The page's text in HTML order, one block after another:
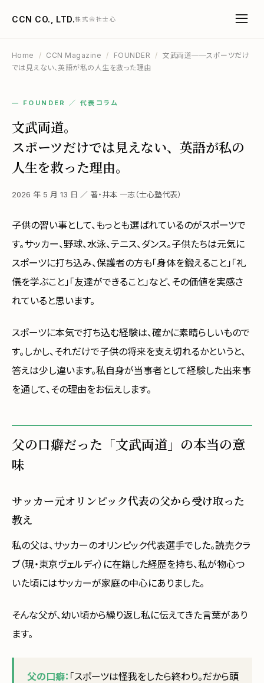
CCN CO., LTD.株式会社士心
Home / CCN Magazine / FOUNDER / 文武両道──スポーツだけ
では見えない、英語が私の人生を救った理由
— FOUNDER ／ 代表コラム
文武両道。
スポーツだけでは見えない、英語が私の
人生を救った理由。
2026 年 5 月 13 日 ／ 著・井本 一志（士心塾代表）
子供の習い事として、もっとも選ばれているのがスポーツで
す。サッカー、野球、水泳、テニス、ダンス。子供たちは元気に
スポーツに打ち込み、保護者の方も「身体を鍛えること」「礼
儀を学ぶこと」「友達ができること」など、その価値を実感さ
れていると思います。
スポーツに本気で打ち込む経験は、確かに素晴らしいもので
す。しかし、それだけで子供の将来を支え切れるかというと、
答えは少し違います。私自身が当事者として経験した出来事
を通して、その理由をお伝えします。
父の口癖だった「文武両道」の本当の意
味
サッカー元オリンピック代表の父から受け取った
教え
私の父は、サッカーのオリンピック代表選手でした。読売クラ
ブ（現・東京ヴェルディ）に在籍した経歴を持ち、私が物心つ
いた頃にはサッカーが家庭の中心にありました。
そんな父が、幼い頃から繰り返し私に伝えてきた言葉があり
ます。
父の口癖： 「スポーツは怪我をしたら終わり。だから頭